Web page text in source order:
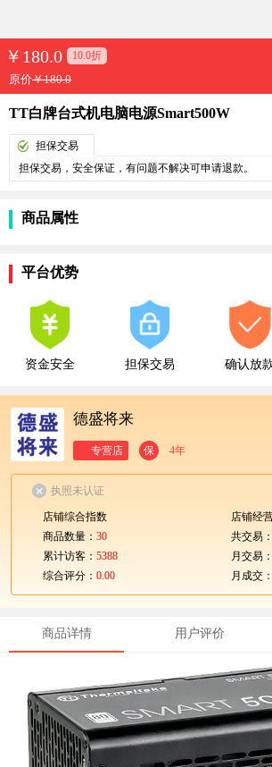
￥ 180.0 10.0折
原价￥180.0
TT白牌台式机电脑电源Smart500W
担保交易
担保交易，安全保证，有问题不解决可申请退款。
商品属性
平台优势
资金安全 担保交易 确认放
德盛将来
专营店 保 4年
执照未认证
店铺综合指数
商品数量： 30
累计访客： 5388
综合评分： 0.00
店铺经
共交易：
月交易：
月成交：
商品详情 用户评价